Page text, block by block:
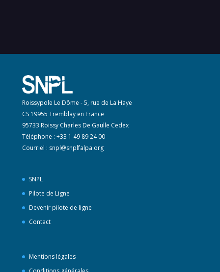
Roissypole Le Dôme - 5, rue de La Haye
CS 19955 Tremblay en France
95733 Roissy Charles De Gaulle Cedex
Téléphone : +33 1 49 89 24 00
Courriel : snpl@snplfalpa.org
SNPL
Pilote de Ligne
Devenir pilote de ligne
Contact
Mentions légales